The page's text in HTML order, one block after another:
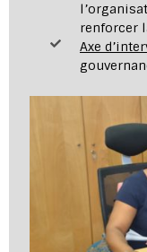
renforcer
Axe